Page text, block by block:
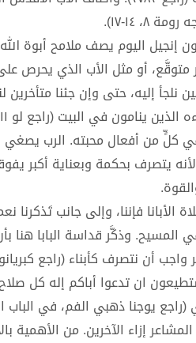
١٤-١٧).
إنجيل اليوم يصف ملامح
أو مثل الأب الذي يحرص
نلجأ إليه، حتى وإن جئنا
من أفعال محبته. الرب يصغي
يتصرف بحكمة وبعناية أكبر
فإننا، وإلى جانب تَذكرنا
وذكَّر قداسة البابا هنا
أن نتصرف كأبناء (راجع
ان تدعوا أباكم إله كل
يوجنا ذهبي الفم، في
إزاء الآخرين. من